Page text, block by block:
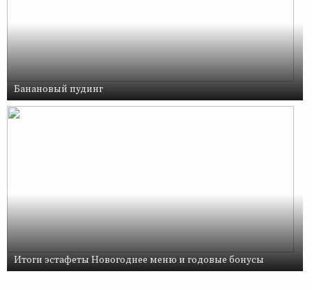
Банановый пудинг
Итоги эстафеты Новогоднее меню и годовые бонусы